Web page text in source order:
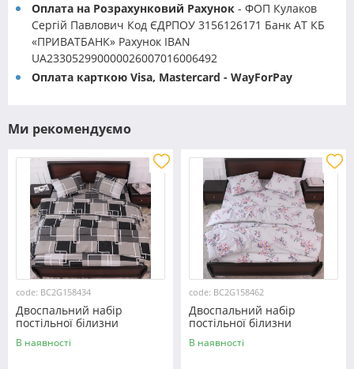
Оплата на Розрахунковий Рахунок - ФОП Кулаков
Сергій Павлович Код ЄДРПОУ 3156126171 Банк АТ КБ
«ПРИВАТБАНК» Рахунок IBAN
UA233052990000026007016006492
Оплата карткою Visa, Mastercard - WayForPay
Ми рекомендуємо
code: BC2G158434
Двоспальний набір
постільної білизни
180*220 із Бязі "Gold"
№158434 Черешенка™
В наявності
code: BC2G158462
Двоспальний набір
постільної білизни
180*220 із Бязі "Gold"
№158462 Черешенька™
В наявності